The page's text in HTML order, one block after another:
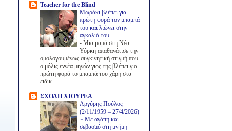
Teacher for the Blind
Μωράκι βλέπει για
πρώτη φορά τον μπαμπά
του και λιώνει στην
αγκαλιά του
- Μια μαμά στη Νέα
Υόρκη απαθανάτισε την
ομολογουμένως συγκινητική στιγμή που
ο μόλις εννέα μηνών γιος της βλέπει για
πρώτη φορά το μπαμπά του χάρη στα
ειδικ...
ΣΧΟΛΗ ΧΙΟΥΡΕΑ
Αργύρης Πούλος
(2/11/1959 – 27/4/2026)
~ Με αγάπη και
σεβασμό στη μνήμη